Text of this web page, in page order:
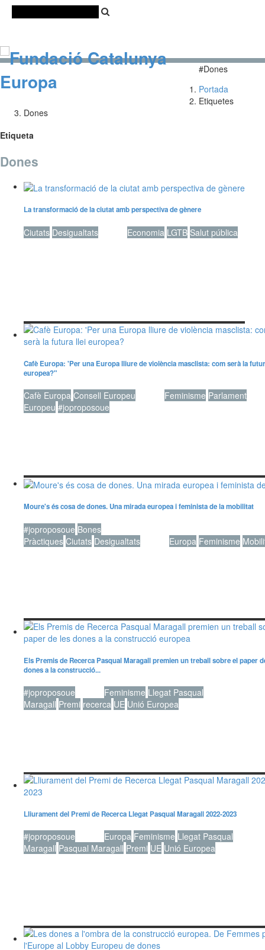
#Dones
Portada
Etiquetes
Dones
Etiqueta
Dones
La transformació de la ciutat amb perspectiva de gènere
Ciutats Desigualtats Economia LGTB Salut pública
Cafè Europa: 'Per una Europa lliure de violència masclista: com serà la
europea?"
Cafè Europa Consell Europeu Feminisme Parlament
Europeu #joproposoue
Moure's és cosa de dones. Una mirada europea i feminista de la mobilitat
#joproposoue Bones
Pràctiques Ciutats Desigualtats Europa Feminisme
Els Premis de Recerca Pasqual Maragall premien un treball sobre el paper
dones a la construcció...
#joproposoue Feminisme Llegat Pasqual
Maragall Premi recerca UE Unió Europea
Lliurament del Premi de Recerca Llegat Pasqual Maragall 2022-2023
#joproposoue Europa Feminisme Llegat Pasqual
Maragall Pasqual Maragall Premi UE Unió Europea